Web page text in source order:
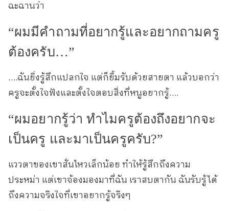
ฉะฉานว่า
“ผมมีคำถามที่อยากรู้และอยากถามครู
ต้องครับ…”
….ฉันยิ่งรู้สึกแปลกใจ แต่ก็ยิ้มรับด้วยสายตา แล้วบอกว่า
ครูจะตั้งใจฟังและตั้งใจตอบสิ่งที่หนูอยากรู้….
“ผมอยากรู้ว่า ทำไมครูต้องถึงอยากจะ
เป็นครู และมาเป็นครูครับ?”
แววตาของเขาสั่นไหวเล็กน้อย ทำให้รู้สึกถึงความ
ประหม่า แต่เขาจ้องมองมาที่ฉัน เราสบตากัน ฉันรับรู้ได้
ถึงความจริงใจที่เขาอยากรู้จริงๆ